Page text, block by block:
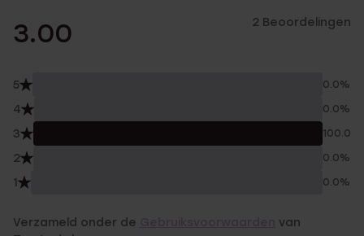
3.00 2 Beoordelingen
5 0.0%
4 0.0%
3 100.0%
2 0.0%
1 0.0%
Verzameld onder de
van